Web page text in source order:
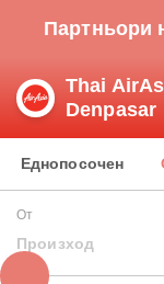
Партньори
Thai
Denpasar
Еднопосочен
От
Произход